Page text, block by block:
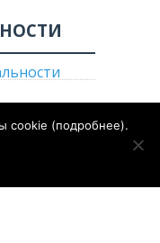
cookie (подробнее).